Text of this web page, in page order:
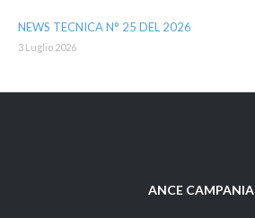
NEWS TECNICA N° 25 DEL 2026
3 Luglio 2026
ANCE CAMPANIA